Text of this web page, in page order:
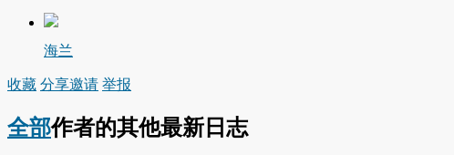
海兰
收藏 分享邀请 举报
全部作者的其他最新日志